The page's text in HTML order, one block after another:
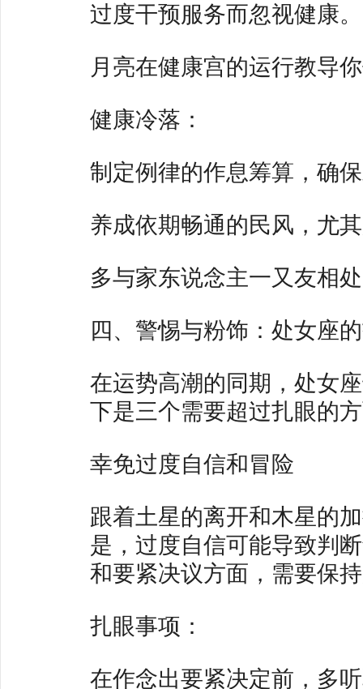
过度干预服务而忽视健康。
月亮在健康宫的运行教导
健康冷落：
制定例律的作息筹算，确
养成依期畅通的民风，尤
多与家东说念主一又友相
四、警惕与粉饰：处女座
在运势高潮的同期，处女
下是三个需要超过扎眼的
幸免过度自信和冒险
跟着土星的离开和木星的
是，过度自信可能导致判
和要紧决议方面，需要保
扎眼事项：
在作念出要紧决定前，多